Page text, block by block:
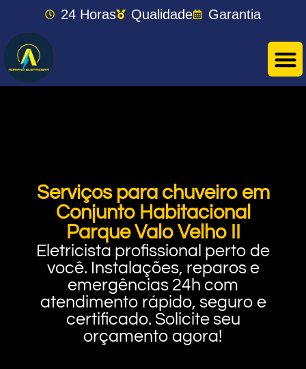
24 Horas Qualidade Garantia
Serviços para chuveiro em
Conjunto Habitacional
Parque Valo Velho II
Eletricista profissional perto de
você. Instalações, reparos e
emergências 24h com
atendimento rápido, seguro e
certificado. Solicite seu
orçamento agora!